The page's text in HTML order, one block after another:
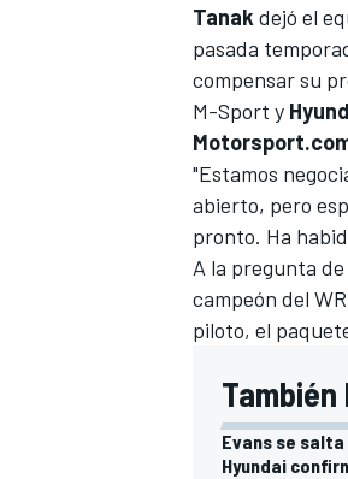
FÓRMULA E
Tanak dejó el
pasada
compensar su
M-Sport y
"Estamos
abierto, pero
pronto. Ha
A la pregunta
campeón del
piloto, el
También
Evans se
Hyundai